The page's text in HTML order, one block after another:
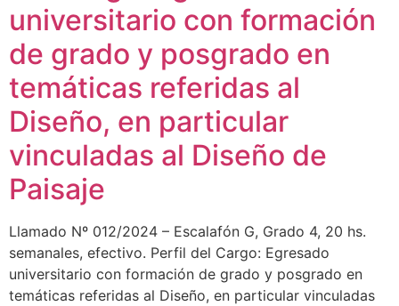
universitario con formación
de grado y posgrado en
temáticas referidas al
Diseño, en particular
vinculadas al Diseño de
Paisaje​
Llamado Nº 012/2024 – Escalafón G, Grado 4, 20 hs.
semanales, efectivo. Perfil del Cargo: Egresado
universitario con formación de grado y posgrado en
temáticas referidas al Diseño, en particular vinculadas